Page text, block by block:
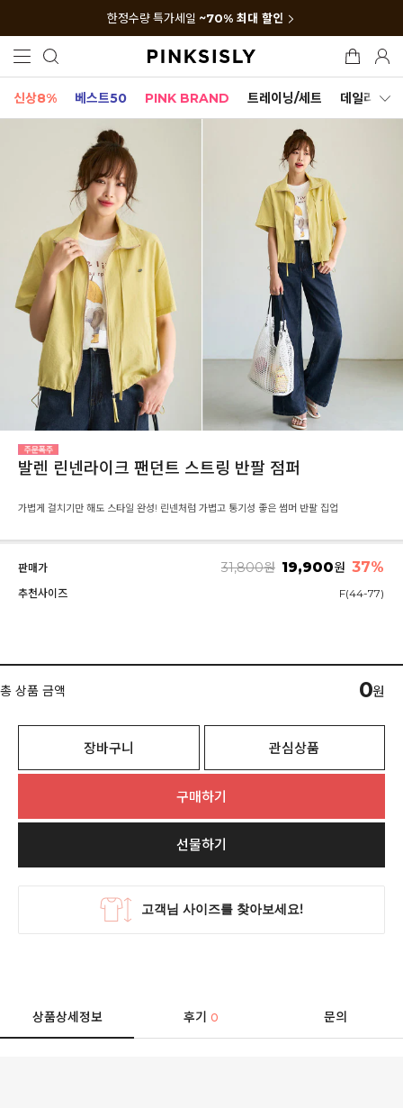
한정수량 특가세일 ~70% 최대 할인
신상8% 베스트50 PINK BRAND 트레이닝/세트 데일리세트
발렌 린넨라이크 팬던트 스트링 반팔 점퍼
가볍게 걸치기만 해도 스타일 완성! 린넨처럼 가볍고 통기성 좋은 썸머 반팔 집업
판매가 31,800원 19,900원 37%
추천사이즈 F(44-77)
총 상품 금액 0원
장바구니 관심상품
구매하기
선물하기
상품상세정보 후기0 문의